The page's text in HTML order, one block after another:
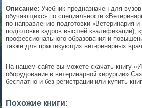
Описание: Учебник предназначен для
обучающихся по специальности
по направлению подготовки «Ветеринария и
подготовки кадров высшей квалификации),
профессионального образования и
также для практикующих ветеринарных
На нашем сайте вы можете скачать книгу
оборудование в ветеринарной хирургии»
бесплатно и без регистрации или купить
Похожие книги:
▼